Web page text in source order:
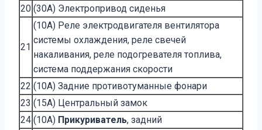
20 (30A) Электропривод сиденья
21
(10A) Реле электродвигателя вентилятора
системы охлаждения, реле свечей
накаливания, реле подогревателя топлива,
система поддержания скорости
22 (10A) Задние противотуманные фонари
23 (15A) Центральный замок
24 (10A) Прикуриватель, задний